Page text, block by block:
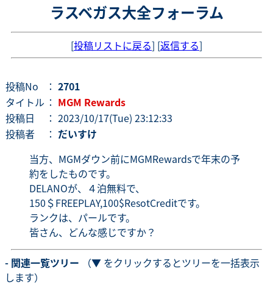
ラスベガス大全フォーラム
[投稿リストに戻る] [返信する]
投稿No ： 2701
タイトル ： MGM Rewards
投稿日
： 2023/10/17(Tue) 23:12:33
投稿者
： だいすけ
当方、MGMダウン前にMGMRewardsで年末の予
約をしたものです。
DELANOが、４泊無料で、
150＄FREEPLAY,100$ResotCreditです。
ランクは、パールです。
皆さん、どんな感じですか？
- 関連一覧ツリー （▼ をクリックするとツリーを一括表示
します）